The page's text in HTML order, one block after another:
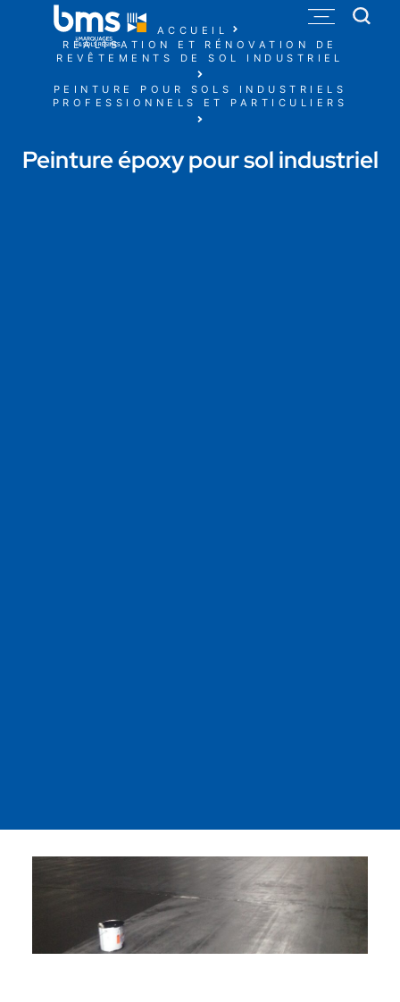
ACCUEIL
RÉALISATION ET RÉNOVATION DE
REVÊTEMENTS DE SOL INDUSTRIEL
PEINTURE POUR SOLS INDUSTRIELS
PROFESSIONNELS ET PARTICULIERS
Peinture époxy pour sol industriel